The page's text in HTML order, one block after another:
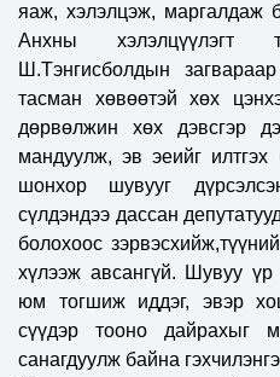
яаж, хэлэлцэж, маргалдаж
Анхны хэлэлцүүлэгт
Ш.Тэнгисболдын
тасман хөвөөтэй хөх
дөрвөлжин хөх дэвсгэр
мандуулж, эв эеийг илтгэх
шонхор шувууг
сүлдэндээ дассан
болохоос
хүлээж авсангүй. Шувуу үр
юм тогшиж иддэг, эвэр
сүүдэр тооно дайрахыг
санагдуулж байна